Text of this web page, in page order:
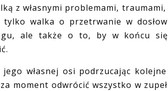
z własnymi problemami, traumami,
walka o przetrwanie w
ale także o to, by w końcu
własnej osi podrzucając kolejne
moment odwrócić wszystko w